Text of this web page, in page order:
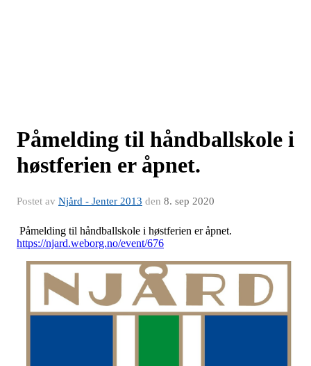
Påmelding til håndballskole i
høstferien er åpnet.
Postet av Njård - Jenter 2013 den 8. sep 2020
Påmelding til håndballskole i høstferien er åpnet.
https://njard.weborg.no/event/676